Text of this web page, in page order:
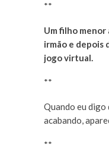
**
Um filho menor
irmão e depois
jogo virtual.
**
Quando eu digo
acabando,
**